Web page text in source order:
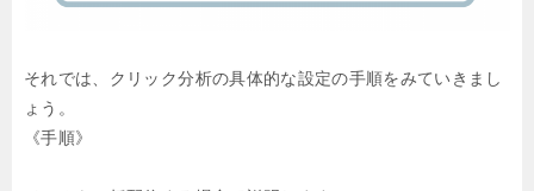
それでは、クリック分析の具体的な設定の手順をみていきまし
ょう。
《手順》